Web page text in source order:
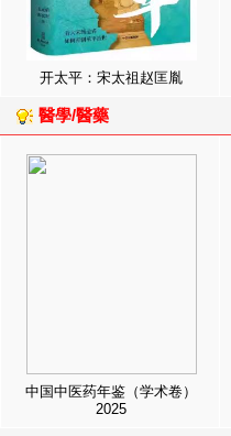
开太平：宋太祖赵匡胤
醫學/醫藥
中国中医药年鉴（学术卷）
2025